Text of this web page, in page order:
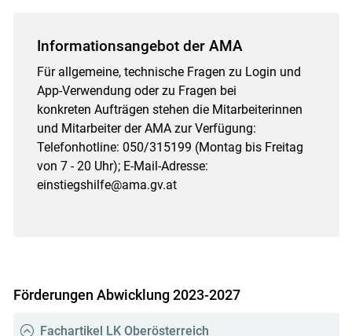
Informationsangebot der AMA
Für allgemeine, technische Fragen zu Login und
App-Verwendung oder zu Fragen bei
konkreten Aufträgen stehen die Mitarbeiterinnen
und Mitarbeiter der AMA zur Verfügung:
Telefonhotline: 050/315199 (Montag bis Freitag
von 7 - 20 Uhr); E-Mail-Adresse:
einstiegshilfe@ama.gv.at
Förderungen Abwicklung 2023-2027
Fachartikel LK Oberösterreich